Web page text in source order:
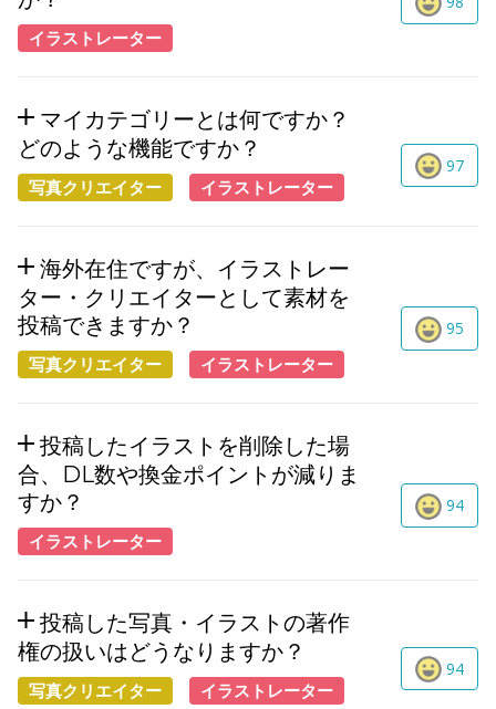
イラストレーター
マイカテゴリーとは何ですか？
どのような機能ですか？
写真クリエイター イラストレーター
97
海外在住ですが、イラストレー
ター・クリエイターとして素材を
投稿できますか？
写真クリエイター イラストレーター
95
投稿したイラストを削除した場
合、DL数や換金ポイントが減りま
すか？
イラストレーター
94
投稿した写真・イラストの著作
権の扱いはどうなりますか？
写真クリエイター イラストレーター
94